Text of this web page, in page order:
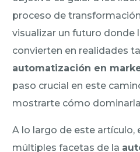
proceso de
visualizar un futuro donde
convierten en realidades
automatización en
paso crucial en este
mostrarte cómo
A lo largo de este artículo,
múltiples facetas de la